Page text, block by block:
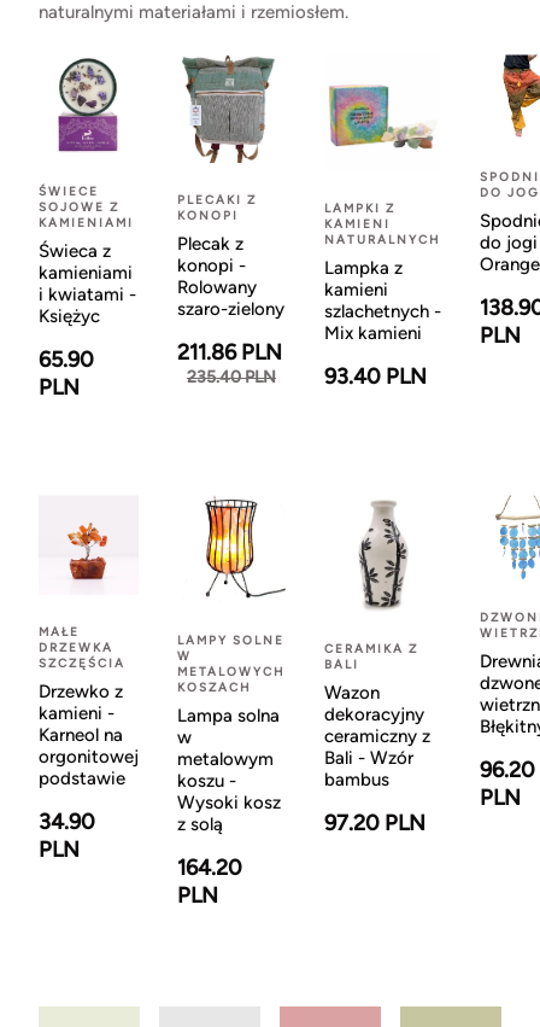
naturalnymi materiałami i rzemiosłem.
ŚWIECE
SOJOWE Z
KAMIENIAMI
Świeca z
kamieniami
i kwiatami -
Księżyc
65.90
PLN
PLECAKI Z
KONOPI
Plecak z
konopi -
Rolowany
szaro-zielony
211.86 PLN
235.40 PLN
LAMPKI Z
KAMIENI
NATURALNYCH
Lampka z
kamieni
szlachetnych -
Mix kamieni
93.40 PLN
DO
do
Orange
PLN
MAŁE
DRZEWKA
SZCZĘŚCIA
Drzewko z
kamieni -
Karneol na
orgonitowej
podstawie
34.90
PLN
LAMPY SOLNE
W
METALOWYCH
KOSZACH
Lampa solna
w
metalowym
koszu -
Wysoki kosz
z solą
164.20
PLN
CERAMIKA Z
BALI
Wazon
dekoracyjny
ceramiczny z
Bali - Wzór
bambus
97.20 PLN
96.20
PLN